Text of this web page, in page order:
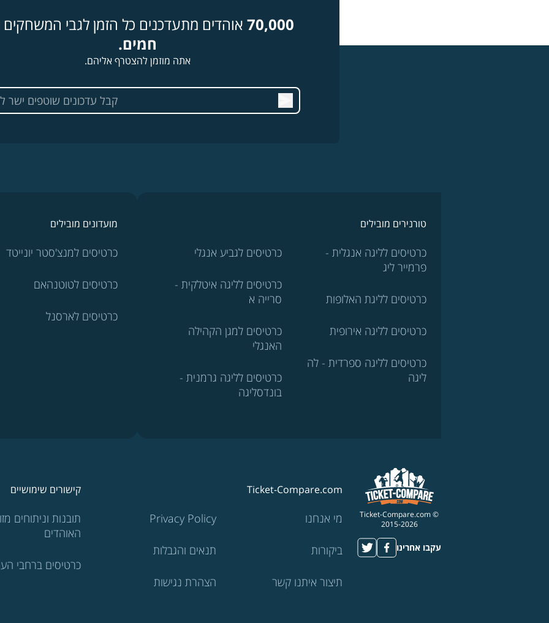
70,000 אוהדים מתעדכנים כל הזמן לגבי המשחקים
חמים.
אתה מוזמן להצטרף אליהם.
טורנירים מובילים
כרטיסים לליגה אנגלית -
פרמייר ליג
כרטיסים לליגת האלופות
כרטיסים לליגה אירופית
כרטיסים לליגה ספרדית - לה
ליגה
כרטיסים לגביע אנגלי
כרטיסים לליגה איטלקית -
סרייה א
כרטיסים למגן הקהילה
האנגלי
כרטיסים לליגה גרמנית -
בונדסליגה
מועדונים מובילים
כרטיסים למנצ'סטר יונייטד
כרטיסים לטוטנהאם
כרטיסים לארסנל
© Ticket-Compare.com
2015-2026
עקבו אחרינו
Ticket-Compare.com
מי אנחנו
ביקורות
תיצור איתנו קשר
Privacy Policy
תנאים והגבלות
הצהרת נגישות
קישורים שימושיים
תובנות וניתוחים
האוהדים
כרטיסים ברחבי